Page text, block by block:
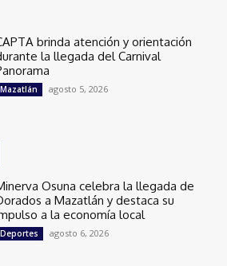
brinda atención y orientación
la llegada del Carnival
Mazatlán agosto 5, 2026
Osuna celebra la llegada de
a Mazatlán y destaca su
a la economía local
Deportes agosto 6, 2026